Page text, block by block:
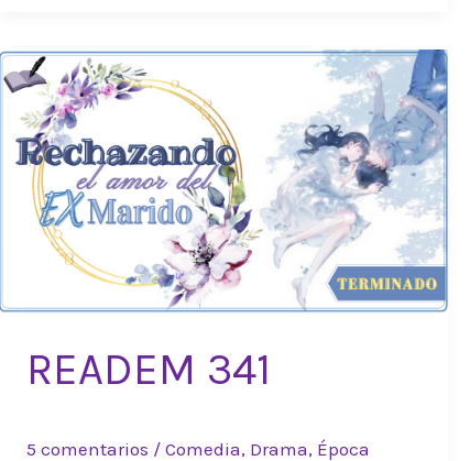
READEM 341
5 comentarios /Comedia, Drama, Época